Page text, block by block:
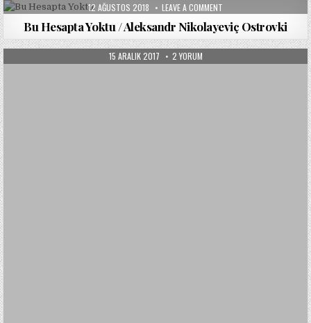
PUBLISHED
DATE:
12 AĞUSTOS 2018 LEAVE A COMMENT
BU
HESAPTA
YOKTU
/
ALEKSANDR
OSTROVKI
Bu Hesapta Yoktu / Aleksandr Nikolayeviç Ostrovki
PUBLISHED
DATE:
15 ARALIK 2017 KRAL
LEAR
2 YORUM